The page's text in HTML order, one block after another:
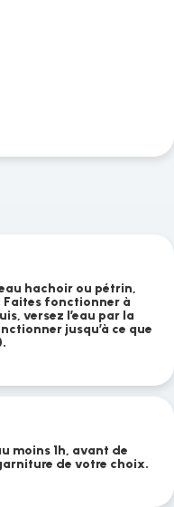
hachoir ou pétrin,
Faites fonctionner à
versez l’eau par la
jusqu’à ce que
moins 1h, avant de
de votre choix.